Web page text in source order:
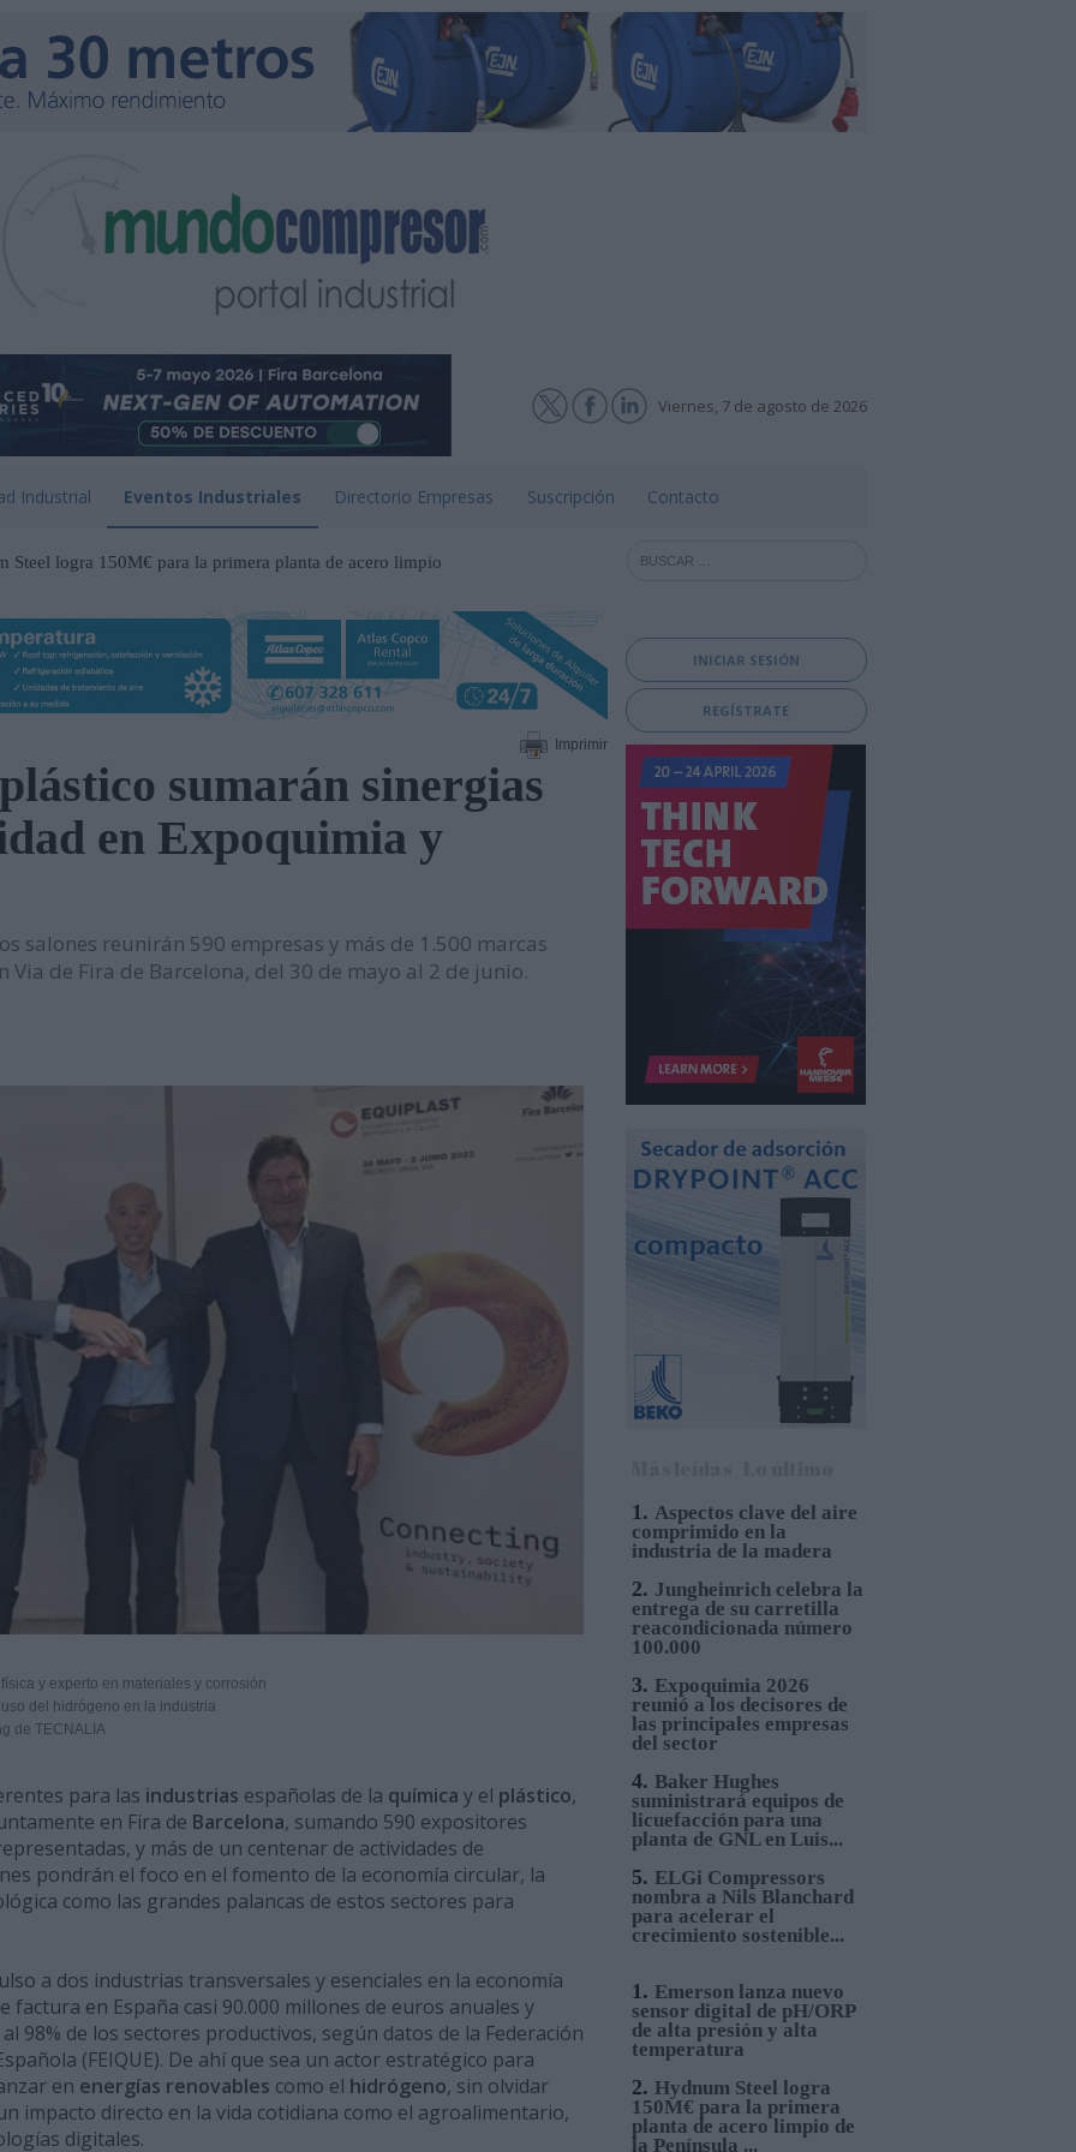
Viernes, 7 de agosto de 2026
Industrial Eventos Industriales Directorio Empresas Suscripción Contacto
Steel logra 150M€ para la primera planta de acero limpio
del nuevo Hospital de Mandurah (Australia)
de distribución de Eisenhart Laeppché GmbH en
Frimley Park en Inglaterra
un entorno estratégico para impulsar inversiones y
en EP Equipment
en el Metro de Santiago de Chile
nuevas oportunidades de negocio con grandes
de negocio en la 10ª edición de AdditƐD
de la depuradora de Cajamarca en Perú
de una veintena de países de los cinco continentes
para reducir averías y costes
de 6 ejes Motoman GP215L
Nils Blanchard para acelerar el crecimiento sostenible en
multiplicar inventario, urgencias ni costes ocultos
digital de pH/ORP de alta presión y alta temperatura
Imprimir
sumarán sinergias
en Expoquimia y
salones reunirán 590 empresas y más de 1.500 marcas
Via de Fira de Barcelona, del 30 de mayo al 2 de junio.
y experto en materiales y corrosión
del hidrógeno en la industria
de TECNALIA
para las industrias españolas de la química y el plástico,
en Fira de Barcelona, sumando 590 expositores
y más de un centenar de actividades de
pondrán el foco en el fomento de la economía circular, la
como las grandes palancas de estos sectores para
a dos industrias transversales y esenciales en la economía
factura en España casi 90.000 millones de euros anuales y
98% de los sectores productivos, según datos de la Federación
(FEIQUE). De ahí que sea un actor estratégico para
en energías renovables como el hidrógeno, sin olvidar
impacto directo en la vida cotidiana como el agroalimentario,
digitales.
INICIAR SESIÓN
REGÍSTRATE
1. Aspectos clave del aire
comprimido en la
industria de la madera
2. Jungheinrich celebra la
entrega de su carretilla
reacondicionada número
100.000
3. Expoquimia 2026
reunió a los decisores de
las principales empresas
del sector
4. Baker Hughes
suministrará equipos de
licuefacción para una
planta de GNL en Luis...
5. ELGi Compressors
nombra a Nils Blanchard
para acelerar el
crecimiento sostenible...
1. Emerson lanza nuevo
sensor digital de pH/ORP
de alta presión y alta
temperatura
2. Hydnum Steel logra
150M€ para la primera
planta de acero limpio de
la Península ...